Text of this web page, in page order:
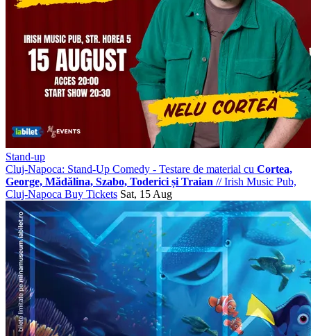
Stand-up
Cluj-Napoca: Stand-Up Comedy - Testare de material cu Cortea,
George, Mădălina, Szabo, Toderici și Traian //Irish Music Pub,
Cluj-Napoca Buy Tickets Sat, 15 Aug